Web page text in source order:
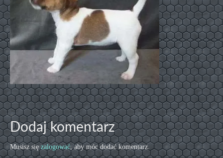
Dodaj komentarz
Musisz się zalogować, aby móc dodać komentarz.